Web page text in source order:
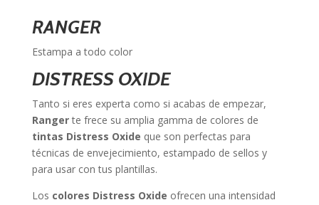
RANGER
Estampa a todo color
DISTRESS OXIDE
Tanto si eres experta como si acabas de empezar,
Rangerte frece su amplia gamma de colores de
tintas Distress Oxide que son perfectas para
técnicas de envejecimiento, estampado de sellos y
para usar con tus plantillas.
Los colores Distress Oxide ofrecen una intensidad